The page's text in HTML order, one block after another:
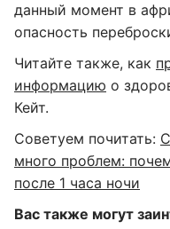
данный момент в
опасность
Читайте также, как
информацию о
Кейт.
Советуем почитать:
много проблем:
после 1 часа ночи
Вас также могут